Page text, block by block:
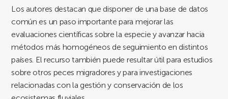
Los autores destacan que disponer de una base de datos
común es un paso importante para mejorar las
evaluaciones científicas sobre la especie y avanzar hacia
métodos más homogéneos de seguimiento en distintos
países. El recurso también puede resultar útil para estudios
sobre otros peces migradores y para investigaciones
relacionadas con la gestión y conservación de los